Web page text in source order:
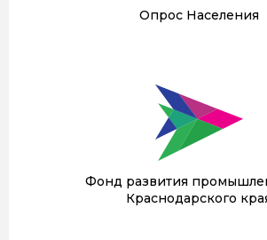
Опрос Населения
Фонд развития
Краснодарского